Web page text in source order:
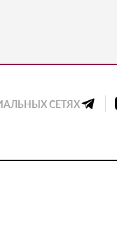
СЕТЯХ